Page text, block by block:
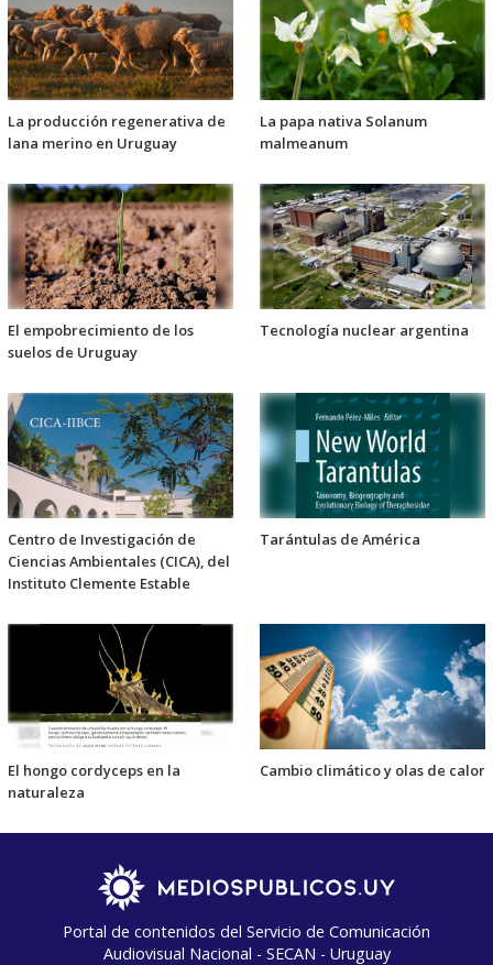
La producción regenerativa de
lana merino en Uruguay
La papa nativa Solanum
malmeanum
El empobrecimiento de los
suelos de Uruguay
Tecnología nuclear argentina
Centro de Investigación de
Ciencias Ambientales (CICA), del
Instituto Clemente Estable
Tarántulas de América
El hongo cordyceps en la
naturaleza
Cambio climático y olas de calor
Portal de contenidos del Servicio de Comunicación
Audiovisual Nacional - SECAN - Uruguay